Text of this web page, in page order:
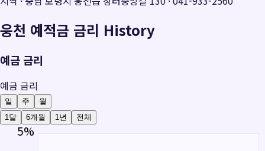
웅천 예적금 금리 History
예금 금리
예금 금리
일 주
월
1달
6개월 1년 전체
5%